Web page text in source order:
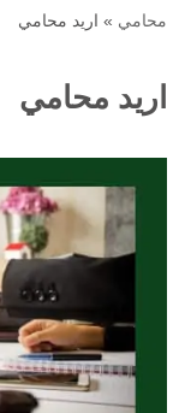
محامي » اريد محامي
اريد محامي